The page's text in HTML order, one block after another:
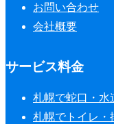
お問い合わせ
会社概要
サービス料金
札幌で蛇口・水
札幌でトイレ・